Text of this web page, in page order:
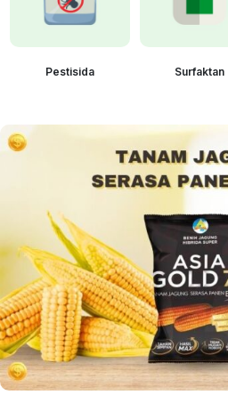
Pestisida Surfaktan